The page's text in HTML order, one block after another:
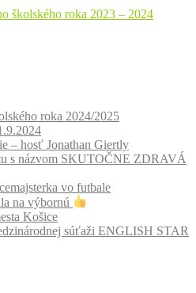
školského roka 2023 – 2024
roka 2024/2025
– hosť Jonathan Giertly
s názvom SKUTOČNE ZDRAVÁ
vo futbale
na výbornú
Košice
súťaži ENGLISH STAR